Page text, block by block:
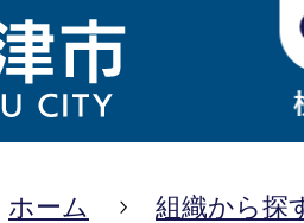
ホーム
組織から探